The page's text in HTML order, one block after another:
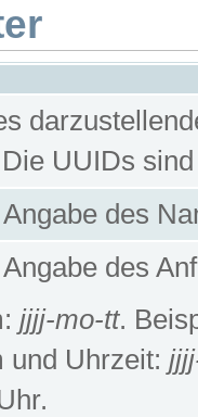
UUIDs
des
des
jjjj-mo-tt.
und Uhrzeit: